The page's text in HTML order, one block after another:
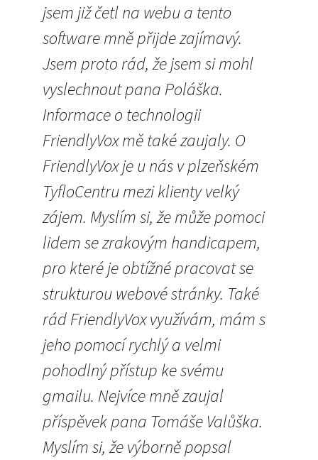
jsem již četl na webu a tento
software mně přijde zajímavý.
Jsem proto rád, že jsem si mohl
vyslechnout pana Poláška.
Informace o technologii
FriendlyVox mě také zaujaly. O
FriendlyVox je u nás v plzeňském
TyfloCentru mezi klienty velký
zájem. Myslím si, že může pomoci
lidem se zrakovým handicapem,
pro které je obtížné pracovat se
strukturou webové stránky. Také
rád FriendlyVox využívám, mám s
jeho pomocí rychlý a velmi
pohodlný přístup ke svému
gmailu. Nejvíce mně zaujal
příspěvek pana Tomáše Valůška.
Myslím si, že výborně popsal